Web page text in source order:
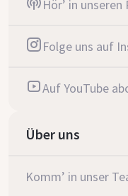
Hör’ in
Folge uns auf
Auf YouTube
Über uns
Komm’ in unser